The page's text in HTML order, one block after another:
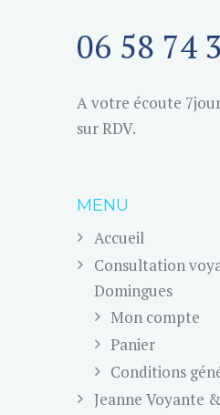
06 58 74
A votre écoute
sur RDV.
MENU
Accueil
Consultation
Domingues
Mon compte
Panier
Conditions
Jeanne Voyante